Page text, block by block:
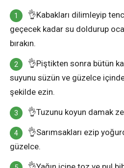
👌Kabakları dilimleyip
geçecek kadar su doldurup
bırakın.
👌Piştikten sonra bütün
suyunu süzün ve güzelce
şekilde ezin.
👌Tuzunu koyun damak
👌Sarımsakları ezip
güzelce.